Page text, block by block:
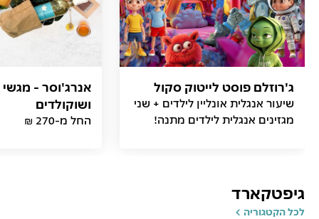
ג'רוזלם פוסט לייטוק סקול
שיעור אנגלית אונליין לילדים + שני
מגזינים אנגלית לילדים מתנה!
אנרג'וסר - מגשי
ושוקולדים
החל מ-270 ₪
גיפטקארד
לכל הקטגוריה